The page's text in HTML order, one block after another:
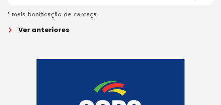
* mais bonificação de carcaça
Ver anteriores